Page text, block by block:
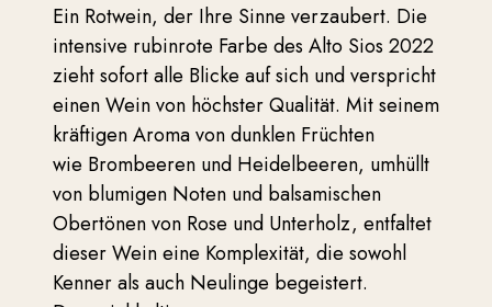
Ein Rotwein, der Ihre Sinne verzaubert. Die
intensive rubinrote Farbe des Alto Sios 2022
zieht sofort alle Blicke auf sich und verspricht
einen Wein von höchster Qualität. Mit seinem
kräftigen Aroma von dunklen Früchten
wie Brombeeren und Heidelbeeren, umhüllt
von blumigen Noten und balsamischen
Obertönen von Rose und Unterholz, entfaltet
dieser Wein eine Komplexität, die sowohl
Kenner als auch Neulinge begeistert.